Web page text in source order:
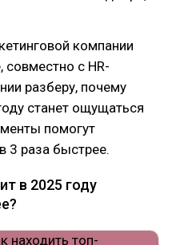
компании
с HR-
разберу, почему
станет ощущаться
помогут
3 раза быстрее.
в 2025 году